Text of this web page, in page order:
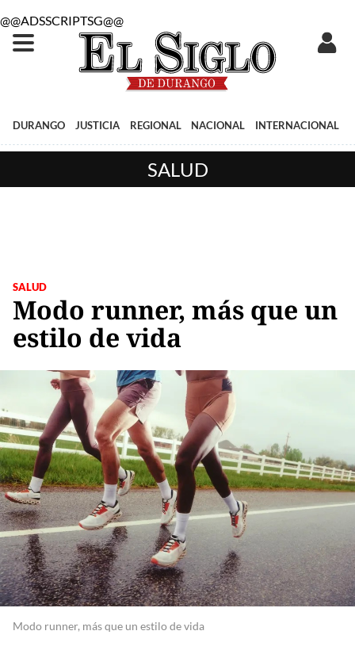
@@ADSSCRIPTSG@@
DURANGO JUSTICIA REGIONAL NACIONAL INTERNACIONAL
SALUD
SALUD
Modo runner, más que un
estilo de vida
Modo runner, más que un estilo de vida